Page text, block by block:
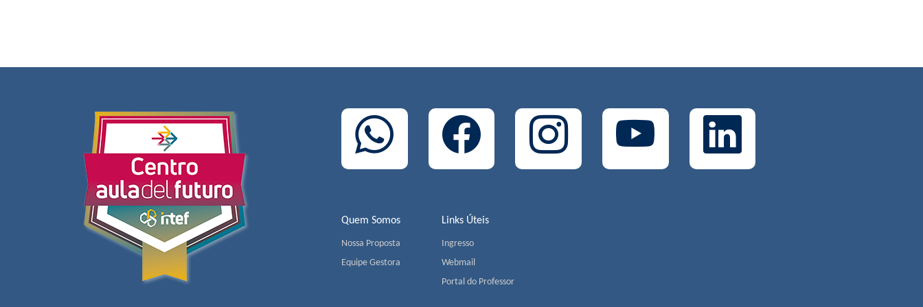
Quem Somos
Nossa Proposta
Equipe Gestora
Links Úteis
Ingresso
Webmail
Portal do Professor